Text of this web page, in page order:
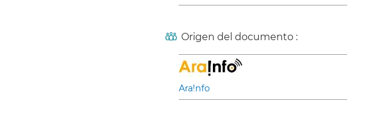
Origen del documento :
Ara!nfo